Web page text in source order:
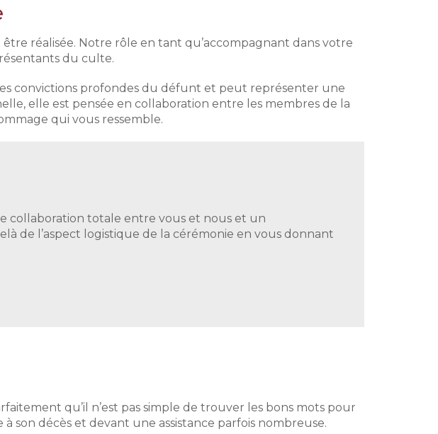
réalisée. Notre rôle en tant qu’accompagnant dans votre
du culte.
convictions profondes du défunt et peut représenter une
elle est pensée en collaboration entre les membres de la
qui vous ressemble.
collaboration totale entre vous et nous et un
de l’aspect logistique de la cérémonie en vous donnant
qu’il n’est pas simple de trouver les bons mots pour
son décès et devant une assistance parfois nombreuse.